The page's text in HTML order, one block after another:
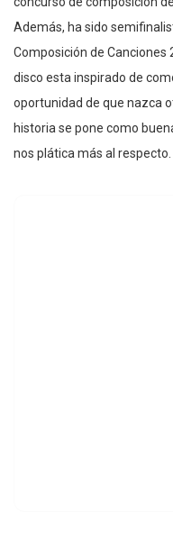
Además, ha sido
Composición de Canciones
disco esta inspirado de
oportunidad de que nazca
historia se pone como
nos plática más al respecto.